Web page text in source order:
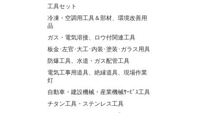
工具セット
冷凍・空調用工具＆部材、環境改善用
品
ガス・電気溶接、ロウ付関連工具
板金･左官･大工･内装･塗装･ガラス用具
防爆工具、水道・ガス配管工具
電気工事用道具、絶縁道具、現場作業
灯
自動車・建設機械・産業機械ｻｰﾋﾞｽ工具
チタン工具・ステンレス工具